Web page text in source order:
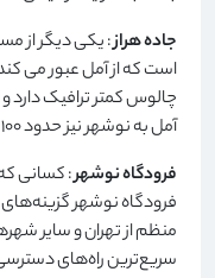
جاده هراز: یکی دیگر از
است که از آمل عبور می
آمل به نوشهر نیز حدود 100 کیلومتر فاصله دارید
فرودگاه نوشهر: کسانی
فرودگاه نوشهر
منظم از تهران و سایر
سریع‌ترین راه‌های